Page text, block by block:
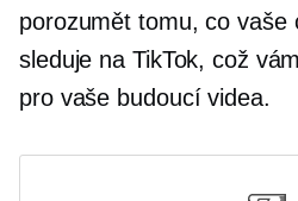
porozumět tomu, co vaše
sleduje na TikTok, což
pro vaše budoucí videa.